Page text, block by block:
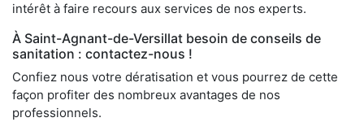
intérêt à faire recours aux services de nos experts.
À Saint-Agnant-de-Versillat besoin de conseils de
sanitation : contactez-nous !
Confiez nous votre dératisation et vous pourrez de cette
façon profiter des nombreux avantages de nos
professionnels.